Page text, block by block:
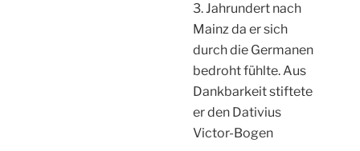
3. Jahrundert nach
Mainz da er sich
durch die Germanen
bedroht fühlte. Aus
Dankbarkeit stiftete
er den Dativius
Victor-Bogen